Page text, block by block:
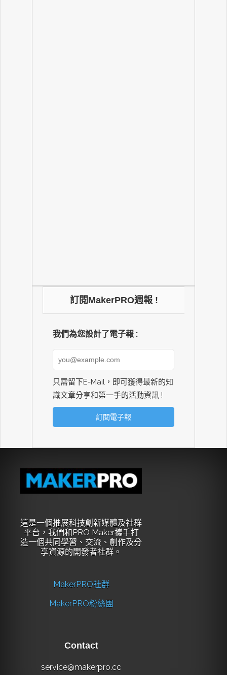
訂閱MakerPRO週報 !
我們為您設計了電子報 :
只需留下E-Mail，即可獲得最新的知
識文章分享和第一手的活動資訊 !
這是一個推展科技創新媒體及社群
平台，我們和PRO Maker攜手打
造一個共同學習、交流、創作及分
享資源的開發者社群。
MakerPRO社群
MakerPRO粉絲團
Contact
service@makerpro.cc